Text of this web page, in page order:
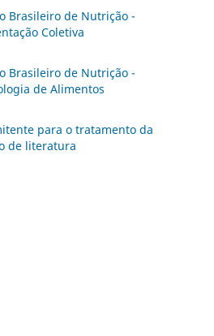
Brasileiro de Nutrição -
Coletiva
Brasileiro de Nutrição -
de Alimentos
para o tratamento da
de literatura